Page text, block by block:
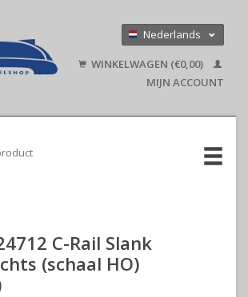
Nederlands
English
WINKELWAGEN (€0,00)
MIJN ACCOUNT
C-Rail Slank
(schaal HO)